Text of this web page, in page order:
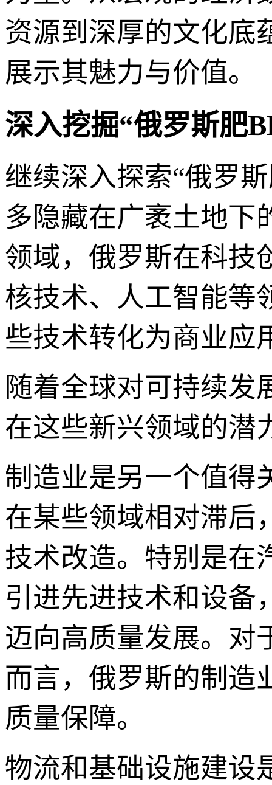
资源到深厚的文化底
展示其魅力与价值。
深入挖掘“俄罗斯肥
继续深入探索“俄罗
多隐藏在广袤土地下
领域，俄罗斯在科技
核技术、人工智能等
些技术转化为商业应
随着全球对可持续发
在这些新兴领域的潜
制造业是另一个值得
在某些领域相对滞后
技术改造。特别是在
引进先进技术和设备
迈向高质量发展。对
而言，俄罗斯的制造
质量保障。
物流和基础设施建设